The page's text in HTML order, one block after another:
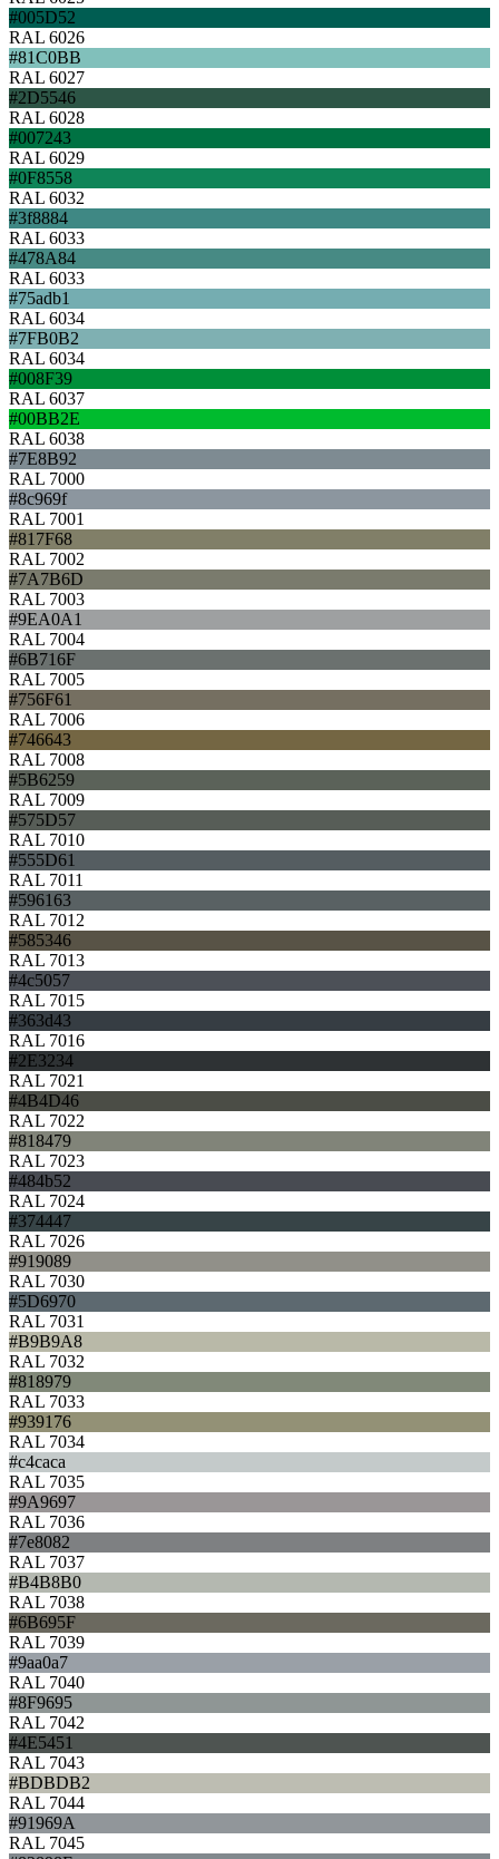
#005D52
RAL 6026
#81C0BB
RAL 6027
#2D5546
RAL 6028
#007243
RAL 6029
#0F8558
RAL 6032
#3f8884
RAL 6033
#478A84
RAL 6033
#75adb1
RAL 6034
#7FB0B2
RAL 6034
#008F39
RAL 6037
#00BB2E
RAL 6038
#7E8B92
RAL 7000
#8c969f
RAL 7001
#817F68
RAL 7002
#7A7B6D
RAL 7003
#9EA0A1
RAL 7004
#6B716F
RAL 7005
#756F61
RAL 7006
#746643
RAL 7008
#5B6259
RAL 7009
#575D57
RAL 7010
#555D61
RAL 7011
#596163
RAL 7012
#585346
RAL 7013
#4c5057
RAL 7015
#363d43
RAL 7016
#2E3234
RAL 7021
#4B4D46
RAL 7022
#818479
RAL 7023
#484b52
RAL 7024
#374447
RAL 7026
#919089
RAL 7030
#5D6970
RAL 7031
#B9B9A8
RAL 7032
#818979
RAL 7033
#939176
RAL 7034
#c4caca
RAL 7035
#9A9697
RAL 7036
#7e8082
RAL 7037
#B4B8B0
RAL 7038
#6B695F
RAL 7039
#9aa0a7
RAL 7040
#8F9695
RAL 7042
#4E5451
RAL 7043
#BDBDB2
RAL 7044
#91969A
RAL 7045